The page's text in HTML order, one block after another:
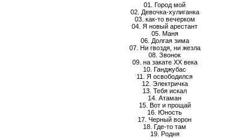
01. Город мой
02. Девочка-хулиганка
03. как-то вечерком
04. Я новый арестант
05. Маня
06. Долгая зима
07. Ни гвоздя, ни жезла
08. Звонок
09. на закате ХХ века
10. Ганджубас
11. Я освободился
12. Электричка
13. Тебя искал
14. Атаман
15. Вот и прощай
16. Юность
17. Черный ворон
18. Где-то там
19. Родня